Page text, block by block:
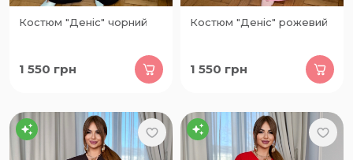
Костюм "Деніс" чорний
1 550 грн
Костюм "Деніс" рожевий
1 550 грн